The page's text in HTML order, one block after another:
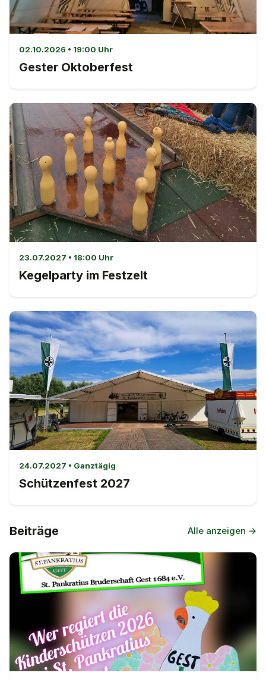
02.10.2026 • 19:00 Uhr
Gester Oktoberfest
23.07.2027 • 18:00 Uhr
Kegelparty im Festzelt
24.07.2027 • Ganztägig
Schützenfest 2027
Beiträge Alle anzeigen →